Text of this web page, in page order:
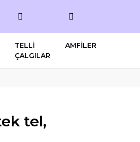
TELLİ
ÇALGILAR
AMFİLER
tel,